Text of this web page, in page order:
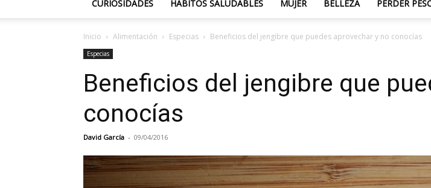
CURIOSIDADES HÁBITOS SALUDABLES MUJER BELLEZA PERDER
Inicio Alimentación Especias Beneficios del jengibre que puedes aprovechar y no conocías
Especias
Beneficios del jengibre que
conocías
David García - 09/04/2016